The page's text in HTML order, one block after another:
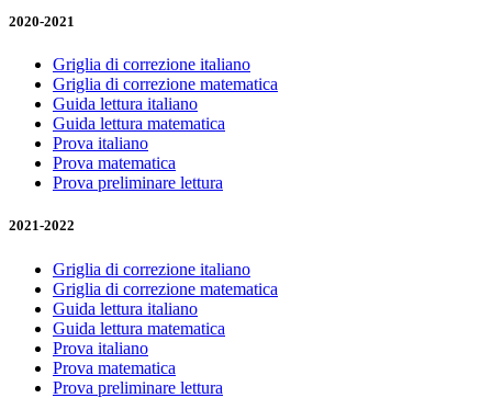
2020-2021
Griglia di correzione italiano
Griglia di correzione matematica
Guida lettura italiano
Guida lettura matematica
Prova italiano
Prova matematica
Prova preliminare lettura
2021-2022
Griglia di correzione italiano
Griglia di correzione matematica
Guida lettura italiano
Guida lettura matematica
Prova italiano
Prova matematica
Prova preliminare lettura